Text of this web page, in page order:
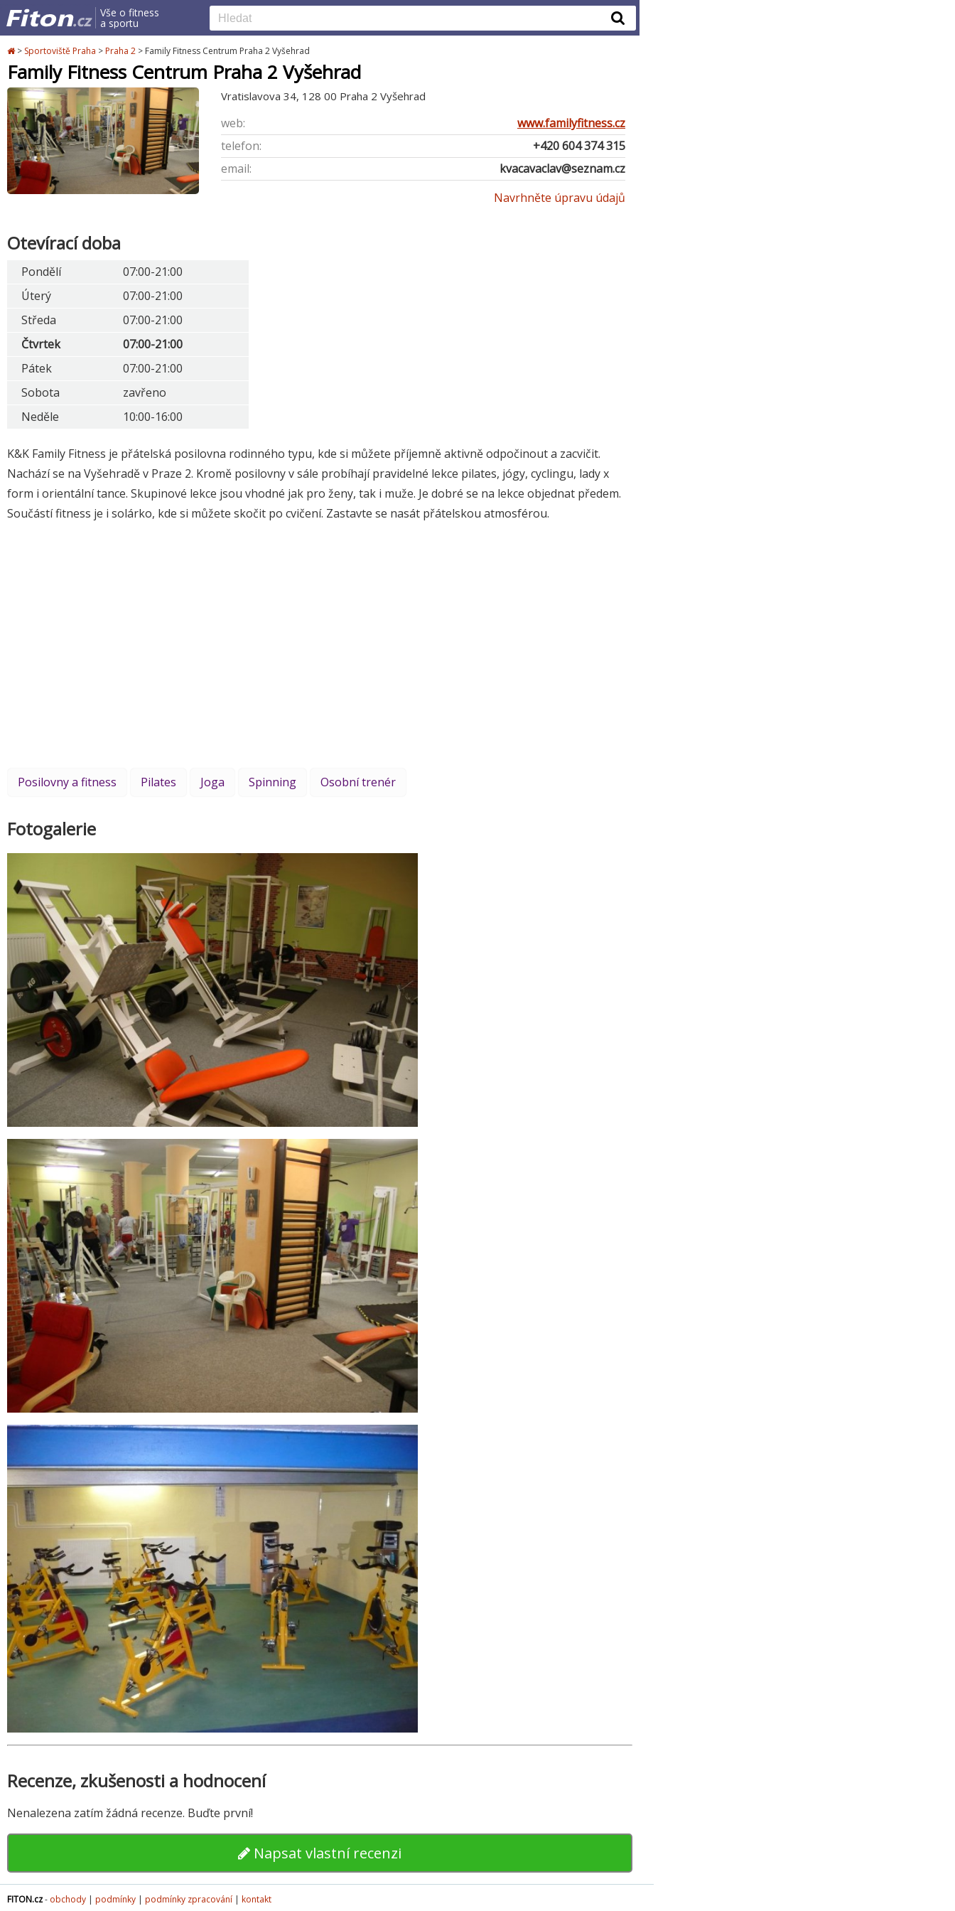
Vše o fitness
a sportu
> Sportoviště Praha >Praha 2 > Family Fitness Centrum Praha 2 Vyšehrad
Family Fitness Centrum Praha 2 Vyšehrad
Vratislavova 34, 128 00 Praha 2 Vyšehrad
web:
www.familyfitness.cz
telefon:
+420 604 374 315
email:
kvacavaclav@seznam.cz
Navrhněte úpravu údajů
Otevírací doba
Pondělí
07:00-21:00
Úterý
07:00-21:00
Středa
07:00-21:00
Čtvrtek
07:00-21:00
Pátek
07:00-21:00
Sobota
zavřeno
Neděle
10:00-16:00
K&K Family Fitness je přátelská posilovna rodinného typu, kde si můžete příjemně aktivně odpočinout a zacvičit.
Nachází se na Vyšehradě v Praze 2. Kromě posilovny v sále probíhají pravidelné lekce pilates, jógy, cyclingu, lady x
form i orientální tance. Skupinové lekce jsou vhodné jak pro ženy, tak i muže. Je dobré se na lekce objednat předem.
Součástí fitness je i solárko, kde si můžete skočit po cvičení. Zastavte se nasát přátelskou atmosférou.
Posilovny a fitness Pilates Joga Spinning Osobní trenér
Fotogalerie
Recenze, zkušenosti a hodnocení
Nenalezena zatím žádná recenze. Buďte první!
Napsat vlastní recenzi
FITON.cz- obchody podmínky podmínky zpracování kontakt